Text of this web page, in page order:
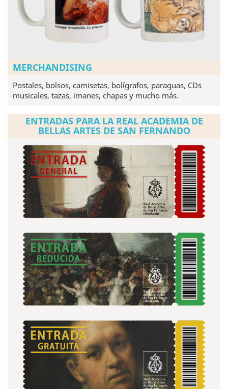
MERCHANDISING
Postales, bolsos, camisetas, bolígrafos, paraguas, CDs
musicales, tazas, imanes, chapas y mucho más.
ENTRADAS PARA LA REAL ACADEMIA DE
BELLAS ARTES DE SAN FERNANDO